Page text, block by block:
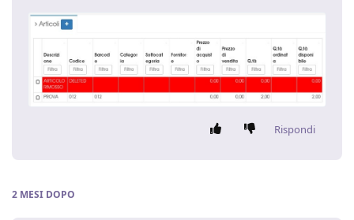
Rispondi
2 MESI DOPO